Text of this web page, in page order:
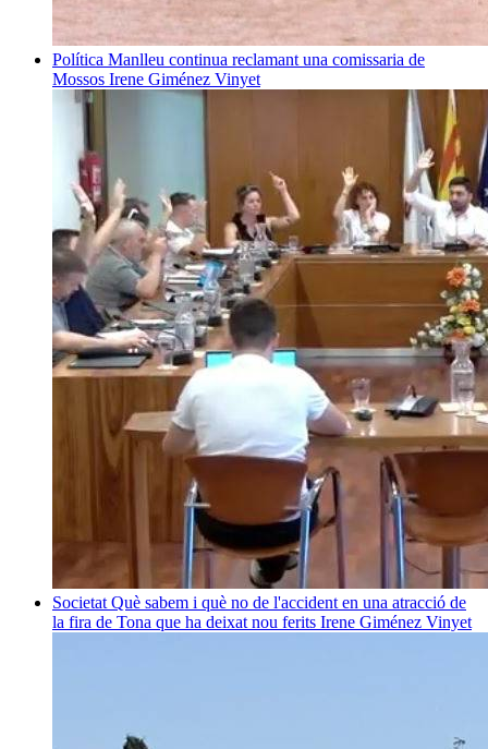
Política Manlleu continua reclamant una comissaria de
Mossos Irene Giménez Vinyet
Societat Què sabem i què no de l'accident en una atracció de
la fira de Tona que ha deixat nou ferits Irene Giménez Vinyet